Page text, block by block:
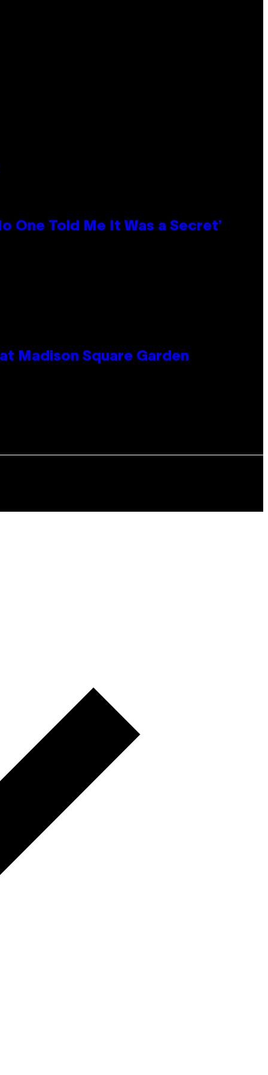
One Told Me It Was a Secret’
Madison Square Garden